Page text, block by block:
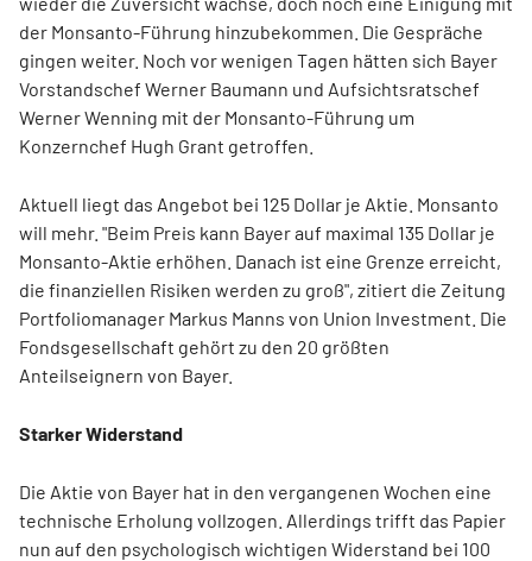
der Monsanto-Führung hinzubekommen. Die Gespräche
gingen weiter. Noch vor wenigen Tagen hätten sich Bayer
Vorstandschef Werner Baumann und Aufsichtsratschef
Werner Wenning mit der Monsanto-Führung um
Konzernchef Hugh Grant getroffen.
Aktuell liegt das Angebot bei 125 Dollar je Aktie. Monsanto
will mehr. "Beim Preis kann Bayer auf maximal 135 Dollar je
Monsanto-Aktie erhöhen. Danach ist eine Grenze erreicht,
die finanziellen Risiken werden zu groß", zitiert die Zeitung
Portfoliomanager Markus Manns von Union Investment. Die
Fondsgesellschaft gehört zu den 20 größten
Anteilseignern von Bayer.
Starker Widerstand
Die Aktie von Bayer hat in den vergangenen Wochen eine
technische Erholung vollzogen. Allerdings trifft das Papier
nun auf den psychologisch wichtigen Widerstand bei 100